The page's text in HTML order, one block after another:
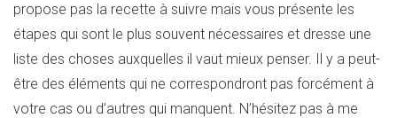
propose pas la recette à suivre mais vous présente les
étapes qui sont le plus souvent nécessaires et dresse une
liste des choses auxquelles il vaut mieux penser. Il y a peut-
être des éléments qui ne correspondront pas forcément à
votre cas ou d’autres qui manquent. N’hésitez pas à me